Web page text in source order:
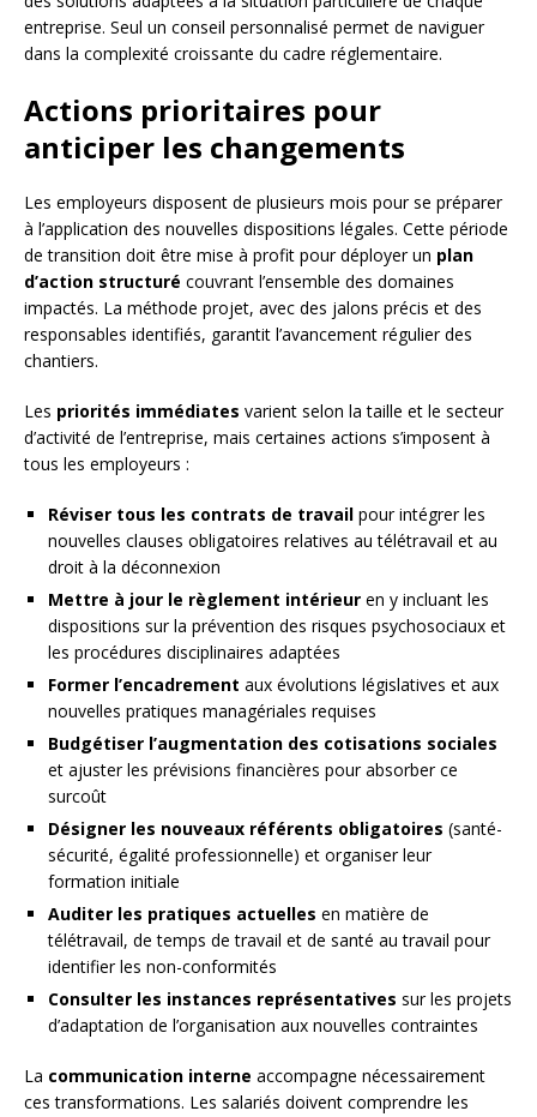
entreprise. Seul un conseil personnalisé permet de naviguer
dans la complexité croissante du cadre réglementaire.
Actions prioritaires pour
anticiper les changements
Les employeurs disposent de plusieurs mois pour se préparer
à l’application des nouvelles dispositions légales. Cette période
de transition doit être mise à profit pour déployer un plan
d’action structuré couvrant l’ensemble des domaines
impactés. La méthode projet, avec des jalons précis et des
responsables identifiés, garantit l’avancement régulier des
chantiers.
Les priorités immédiates varient selon la taille et le secteur
d’activité de l’entreprise, mais certaines actions s’imposent à
tous les employeurs :
Réviser tous les contrats de travail pour intégrer les
nouvelles clauses obligatoires relatives au télétravail et au
droit à la déconnexion
Mettre à jour le règlement intérieur en y incluant les
dispositions sur la prévention des risques psychosociaux et
les procédures disciplinaires adaptées
Former l’encadrement aux évolutions législatives et aux
nouvelles pratiques managériales requises
Budgétiser l’augmentation des cotisations sociales
et ajuster les prévisions financières pour absorber ce
surcoût
Désigner les nouveaux référents obligatoires (santé-
sécurité, égalité professionnelle) et organiser leur
formation initiale
Auditer les pratiques actuelles en matière de
télétravail, de temps de travail et de santé au travail pour
identifier les non-conformités
Consulter les instances représentatives sur les projets
d’adaptation de l’organisation aux nouvelles contraintes
La communication interne accompagne nécessairement
ces transformations. Les salariés doivent comprendre les